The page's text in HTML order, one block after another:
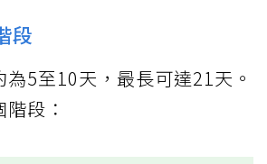
段
5至10天，最長可達21天。
段：